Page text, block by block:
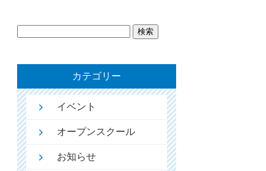
カテゴリー
イベント
オープンスクール
お知らせ